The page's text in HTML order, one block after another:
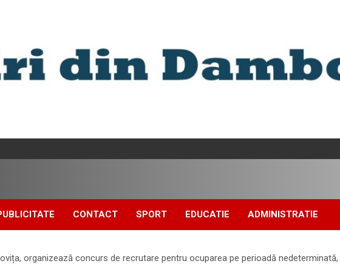
CONTACT SPORT EDUCATIE ADMINISTRATIE
organizează concurs de recrutare pentru ocuparea pe perioadă